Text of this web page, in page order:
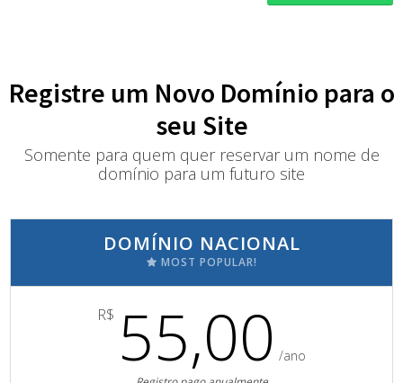
Registre um Novo Domínio para o
seu Site
Somente para quem quer reservar um nome de
domínio para um futuro site
DOMÍNIO NACIONAL
MOST POPULAR!
R$ 55,00 /ano